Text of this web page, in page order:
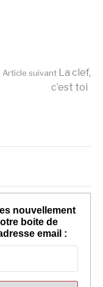
Article suivant La clef,
c’est toi
nouvellement
boite de
email :